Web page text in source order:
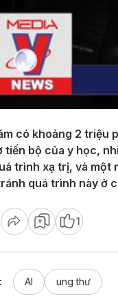
có khoảng 2 triệu
tiến bộ của y học,
trình xạ trị, và một
quá trình này ở
1
AI ung thư